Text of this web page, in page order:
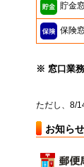
貯金
保険
※ 窓口業務
ただし、8/
お知らせ